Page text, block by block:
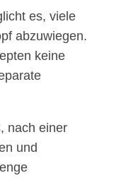
es, viele
abzuwiegen.
keine
nach einer
und